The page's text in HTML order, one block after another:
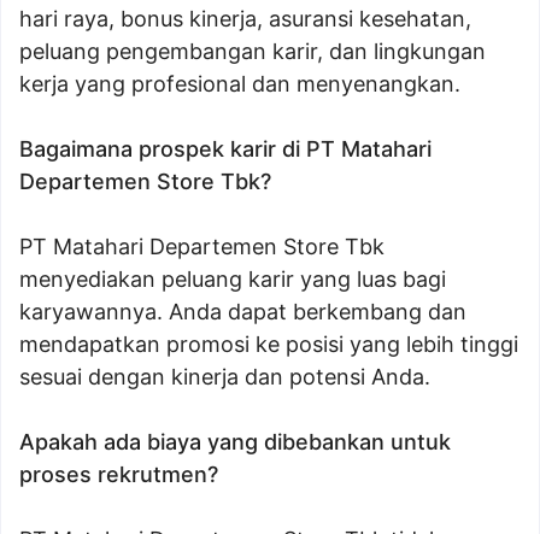
hari raya, bonus kinerja, asuransi kesehatan,
peluang pengembangan karir, dan lingkungan
kerja yang profesional dan menyenangkan.
Bagaimana prospek karir di PT Matahari
Departemen Store Tbk?
PT Matahari Departemen Store Tbk
menyediakan peluang karir yang luas bagi
karyawannya. Anda dapat berkembang dan
mendapatkan promosi ke posisi yang lebih tinggi
sesuai dengan kinerja dan potensi Anda.
Apakah ada biaya yang dibebankan untuk
proses rekrutmen?